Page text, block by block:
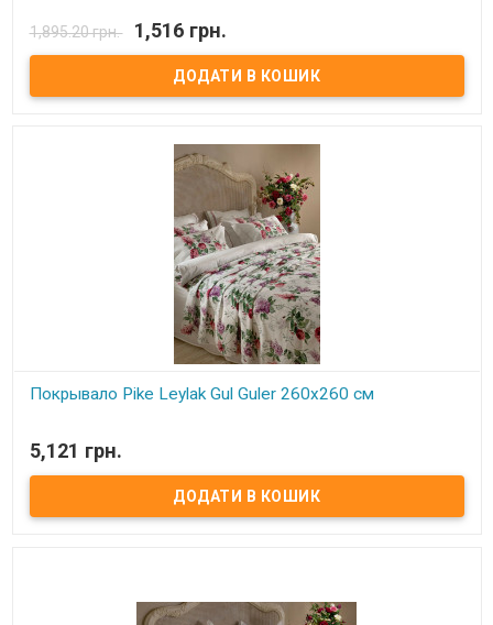
Покрывало Marca Marco Milano Размер: 200х240 см Состав: 100%
микрофибра Наполнитель: синтепон Производитель: Marca
1,895.20 грн. 1,516 грн.
Покрывало Pike Leylak Gul Guler 260х260 см
50х70 см - 2 шт. Состав: 100% хлопок Упаковка: подарочная
коробка Производитель: Gul Guler (Турция)
5,121 грн.